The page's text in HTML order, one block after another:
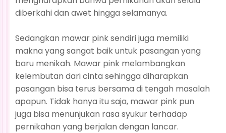
diberkahi dan awet hingga selamanya.
Sedangkan mawar pink sendiri juga memiliki
makna yang sangat baik untuk pasangan yang
baru menikah. Mawar pink melambangkan
kelembutan dari cinta sehingga diharapkan
pasangan bisa terus bersama di tengah masalah
apapun. Tidak hanya itu saja, mawar pink pun
juga bisa menunjukan rasa syukur terhadap
pernikahan yang berjalan dengan lancar.